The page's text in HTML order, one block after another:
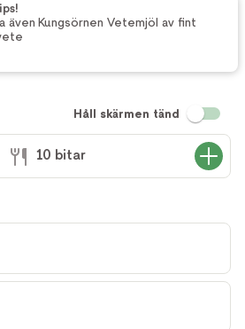
även Kungsörnen Vetemjöl av fint
Håll skärmen tänd
10 bitar